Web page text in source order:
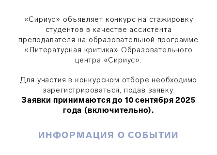
«Сириус» объявляет конкурс на стажировку
студентов в качестве ассистента
преподавателя на образовательной программе
«Литературная критика» Образовательного
центра «Сириус».
Для участия в конкурсном отборе необходимо
зарегистрироваться, подав заявку.
Заявки принимаются до 10 сентября 2025
года (включительно).
ИНФОРМАЦИЯ О СОБЫТИИ